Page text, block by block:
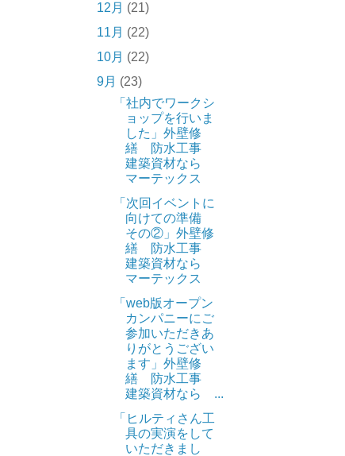
12月 (21)
11月 (22)
10月 (22)
9月 (23)
「社内でワークシ
ョップを行いま
した」外壁修
繕 防水工事
建築資材なら
マーテックス
「次回イベントに
向けての準備
その②」外壁修
繕 防水工事
建築資材なら
マーテックス
「web版オープン
カンパニーにご
参加いただきあ
りがとうござい
ます」外壁修
繕 防水工事
建築資材なら ...
「ヒルティさん工
具の実演をして
いただきまし